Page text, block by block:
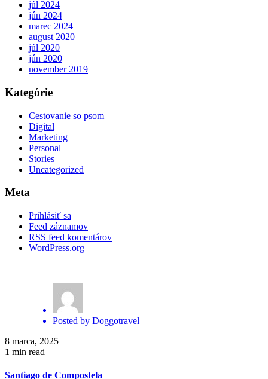
júl 2024
jún 2024
marec 2024
august 2020
júl 2020
jún 2020
november 2019
Kategórie
Cestovanie so psom
Digital
Marketing
Personal
Stories
Uncategorized
Meta
Prihlásiť sa
Feed záznamov
RSS feed komentárov
WordPress.org
Posted by Doggotravel
8 marca, 2025
1 min read
Santiago de Compostela